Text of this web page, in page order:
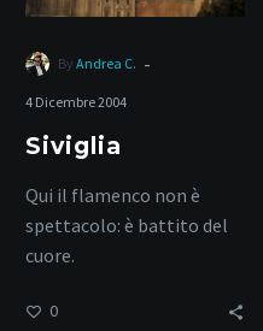
By Andrea C. -
4 Dicembre 2004
Siviglia
Qui il flamenco non è
spettacolo: è battito del
cuore.
0